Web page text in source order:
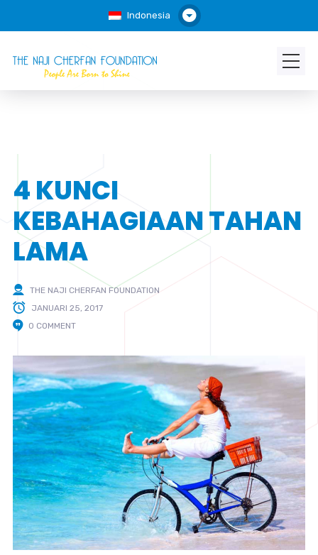
Indonesia
4 KUNCI
KEBAHAGIAAN TAHAN
LAMA
THE NAJI CHERFAN FOUNDATION
JANUARI 25, 2017
0 COMMENT